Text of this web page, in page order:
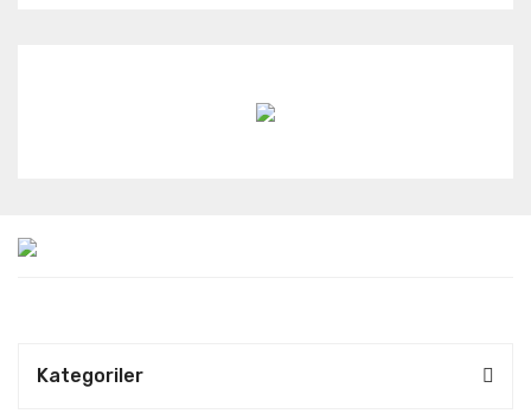
Kategoriler